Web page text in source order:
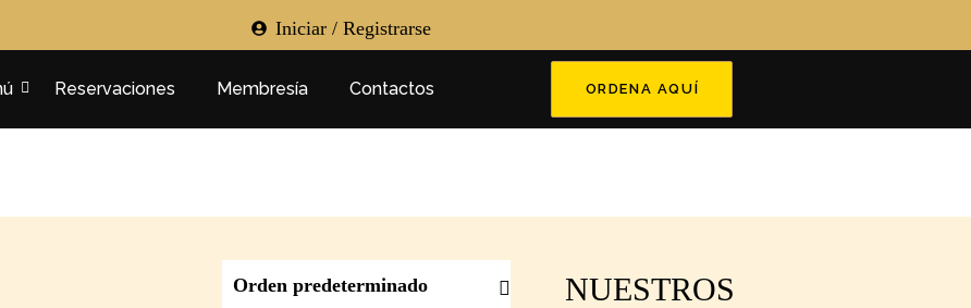
Iniciar / Registrarse
Reservaciones Membresía Contactos ORDENA AQUÍ
NUESTROS